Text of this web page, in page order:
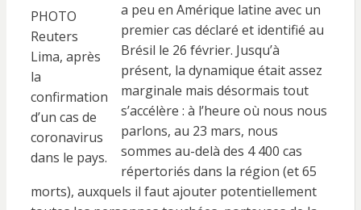
PHOTO
Reuters
Lima, après
la
confirmation
d’un cas de
coronavirus
dans le pays.
a peu en Amérique latine avec un
premier cas déclaré et identifié au
Brésil le 26 février. Jusqu’à
présent, la dynamique était assez
marginale mais désormais tout
s’accélère : à l’heure où nous nous
parlons, au 23 mars, nous
sommes au-delà des 4 400 cas
répertoriés dans la région (et 65
morts), auxquels il faut ajouter potentiellement